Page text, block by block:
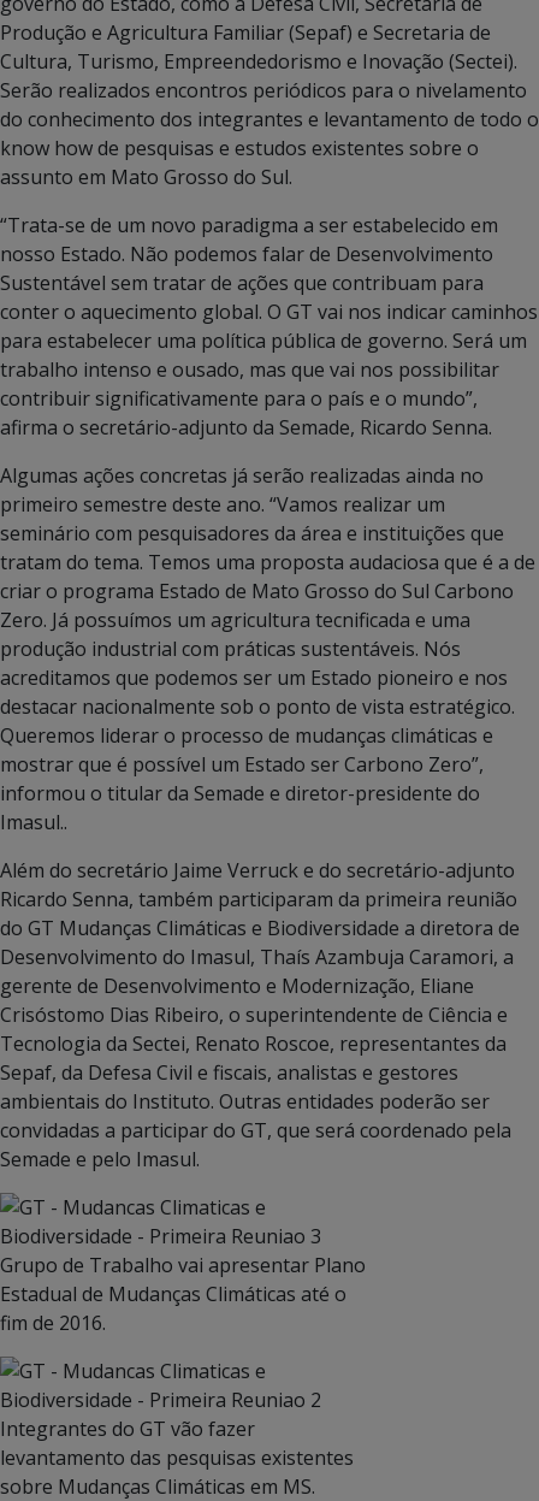
Produção e Agricultura Familiar (Sepaf) e Secretaria de
Cultura, Turismo, Empreendedorismo e Inovação (Sectei).
Serão realizados encontros periódicos para o nivelamento
do conhecimento dos integrantes e levantamento de todo o
know how de pesquisas e estudos existentes sobre o
assunto em Mato Grosso do Sul.
“Trata-se de um novo paradigma a ser estabelecido em
nosso Estado. Não podemos falar de Desenvolvimento
Sustentável sem tratar de ações que contribuam para
conter o aquecimento global. O GT vai nos indicar caminhos
para estabelecer uma política pública de governo. Será um
trabalho intenso e ousado, mas que vai nos possibilitar
contribuir significativamente para o país e o mundo”,
afirma o secretário-adjunto da Semade, Ricardo Senna.
Algumas ações concretas já serão realizadas ainda no
primeiro semestre deste ano. “Vamos realizar um
seminário com pesquisadores da área e instituições que
tratam do tema. Temos uma proposta audaciosa que é a de
criar o programa Estado de Mato Grosso do Sul Carbono
Zero. Já possuímos um agricultura tecnificada e uma
produção industrial com práticas sustentáveis. Nós
acreditamos que podemos ser um Estado pioneiro e nos
destacar nacionalmente sob o ponto de vista estratégico.
Queremos liderar o processo de mudanças climáticas e
mostrar que é possível um Estado ser Carbono Zero”,
informou o titular da Semade e diretor-presidente do
Imasul..
Além do secretário Jaime Verruck e do secretário-adjunto
Ricardo Senna, também participaram da primeira reunião
do GT Mudanças Climáticas e Biodiversidade a diretora de
Desenvolvimento do Imasul, Thaís Azambuja Caramori, a
gerente de Desenvolvimento e Modernização, Eliane
Crisóstomo Dias Ribeiro, o superintendente de Ciência e
Tecnologia da Sectei, Renato Roscoe, representantes da
Sepaf, da Defesa Civil e fiscais, analistas e gestores
ambientais do Instituto. Outras entidades poderão ser
convidadas a participar do GT, que será coordenado pela
Semade e pelo Imasul.
Grupo de Trabalho vai apresentar Plano
Estadual de Mudanças Climáticas até o
fim de 2016.
Integrantes do GT vão fazer
levantamento das pesquisas existentes
sobre Mudanças Climáticas em MS.